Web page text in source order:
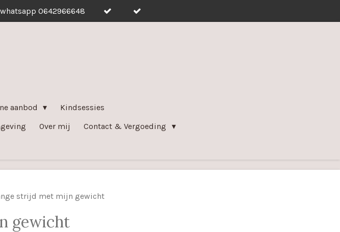
0642966648
aanbod
Kindsessies
Over mij Contact & Vergoeding
strijd met mijn gewicht
gewicht